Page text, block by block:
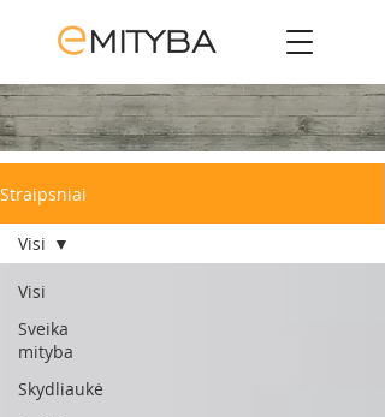
Straipsniai
Visi
Sveika
mityba
Skydliaukė
Visi